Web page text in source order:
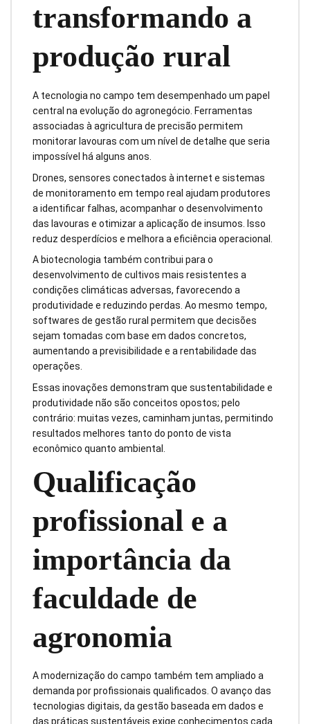
transformando a
produção rural
A tecnologia no campo tem desempenhado um papel
central na evolução do agronegócio. Ferramentas
associadas à agricultura de precisão permitem
monitorar lavouras com um nível de detalhe que seria
impossível há alguns anos.
Drones, sensores conectados à internet e sistemas
de monitoramento em tempo real ajudam produtores
a identificar falhas, acompanhar o desenvolvimento
das lavouras e otimizar a aplicação de insumos. Isso
reduz desperdícios e melhora a eficiência operacional.
A biotecnologia também contribui para o
desenvolvimento de cultivos mais resistentes a
condições climáticas adversas, favorecendo a
produtividade e reduzindo perdas. Ao mesmo tempo,
softwares de gestão rural permitem que decisões
sejam tomadas com base em dados concretos,
aumentando a previsibilidade e a rentabilidade das
operações.
Essas inovações demonstram que sustentabilidade e
produtividade não são conceitos opostos; pelo
contrário: muitas vezes, caminham juntas, permitindo
resultados melhores tanto do ponto de vista
econômico quanto ambiental.
Qualificação
profissional e a
importância da
faculdade de
agronomia
A modernização do campo também tem ampliado a
demanda por profissionais qualificados. O avanço das
tecnologias digitais, da gestão baseada em dados e
das práticas sustentáveis exige conhecimentos cada